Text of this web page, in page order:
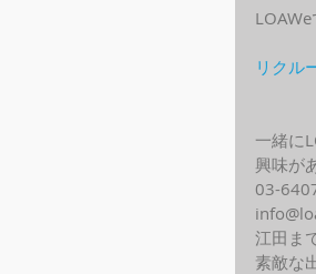
LOAWe
リクル
一緒に
興味が
03-
江田ま
素敵な